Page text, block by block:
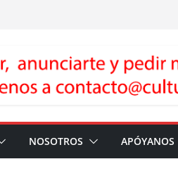
NOSOTROS APÓYANOS